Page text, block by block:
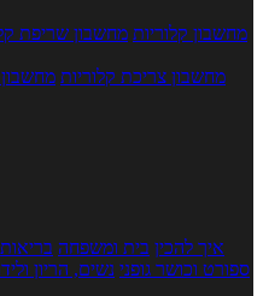
מחשבון קלוריות מחשבון שריפת
מחשבון צריכת קלוריות מחשבון
איך להכין בית ומשפחה בריאות
ספורט וכושר גופני נשים, הריון